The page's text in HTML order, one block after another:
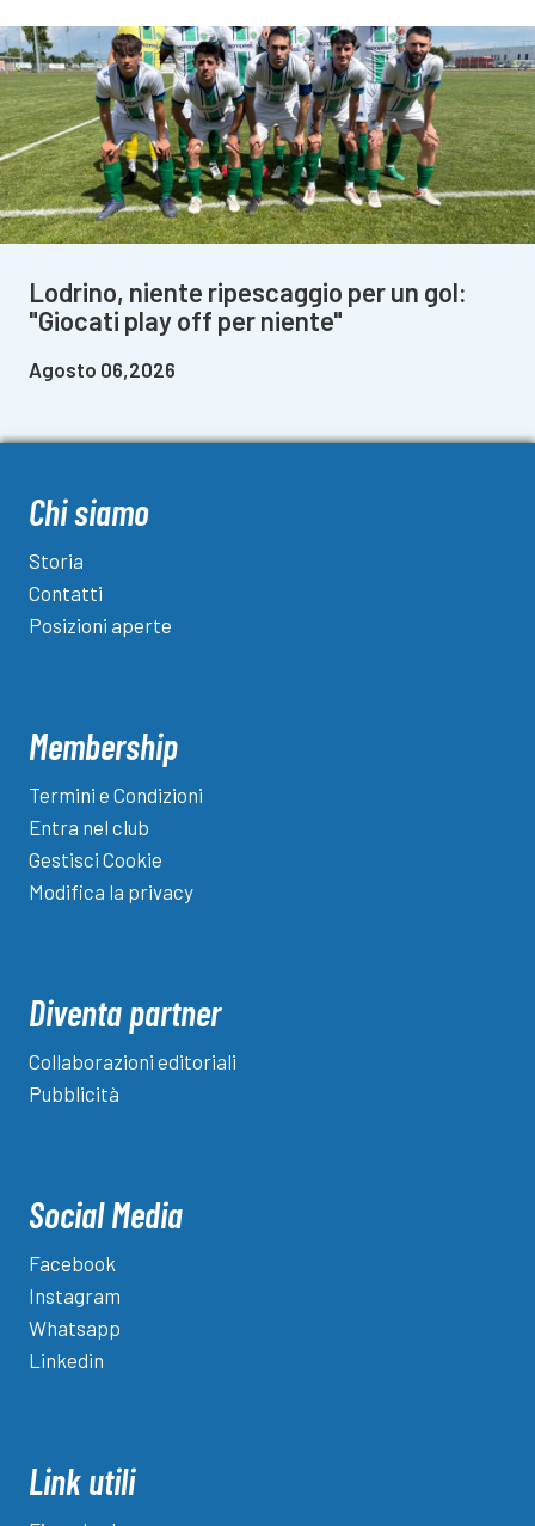
Lodrino, niente ripescaggio per un gol:
"Giocati play off per niente"
Agosto 06,2026
Chi siamo
Storia
Contatti
Posizioni aperte
Membership
Termini e Condizioni
Entra nel club
Gestisci Cookie
Modifica la privacy
Diventa partner
Collaborazioni editoriali
Pubblicità
Social Media
Facebook
Instagram
Whatsapp
Linkedin
Link utili